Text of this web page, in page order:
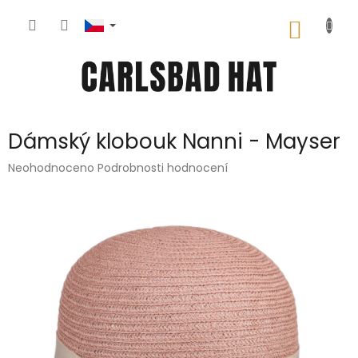
Dámský klobouk Nanni - Mayser
Průměrné
Neohodnoceno Podrobnosti hodnocení